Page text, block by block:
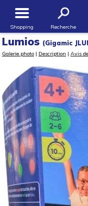
Shopping Recherche
Lumios (Gigamic
Galerie photo | Description | Avis